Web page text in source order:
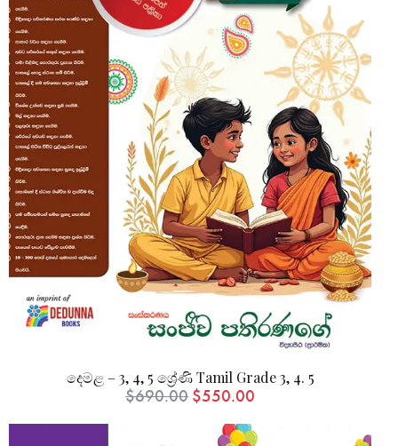
දෙමළ – 3, 4, 5 ශ්‍රේණි Tamil Grade 3, 4. 5
$690.00 $550.00